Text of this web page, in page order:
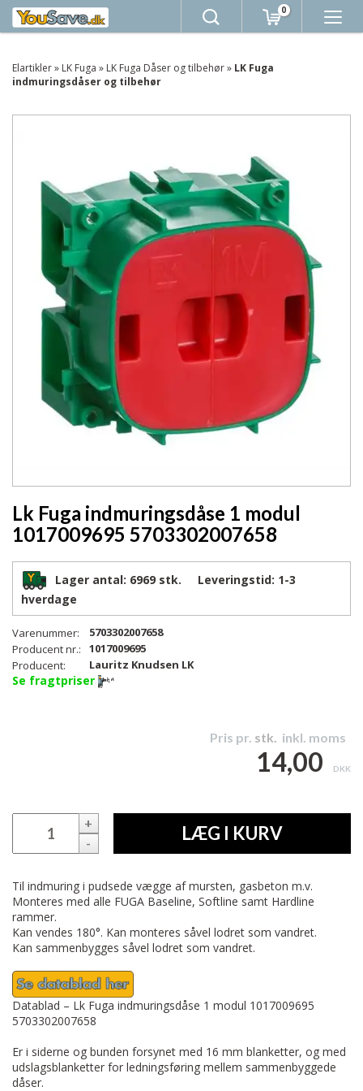
0
Elartikler» LK Fuga » LK Fuga Dåser og tilbehør» LK Fuga
indmuringsdåser og tilbehør
Lk Fuga indmuringsdåse 1 modul
1017009695 5703302007658
Lager antal: 6969 stk. Leveringstid: 1-3
hverdage
Varenummer:
5703302007658
Producent nr.:
1017009695
Producent:
Lauritz Knudsen LK
Se fragtpriser
Pris pr. stk. inkl. moms
14,00 DKK
+
-
LÆG I KURV
Til indmuring i pudsede vægge af mursten, gasbeton m.v.
Monteres med alle FUGA Baseline, Softline samt Hardline
rammer.
Kan vendes 180°. Kan monteres såvel lodret som vandret.
Kan sammenbygges såvel lodret som vandret.
Datablad – Lk Fuga indmuringsdåse 1 modul 1017009695
5703302007658
Er i siderne og bunden forsynet med 16 mm blanketter, og med
udslagsblanketter for ledningsføring mellem sammenbyggede
dåser.